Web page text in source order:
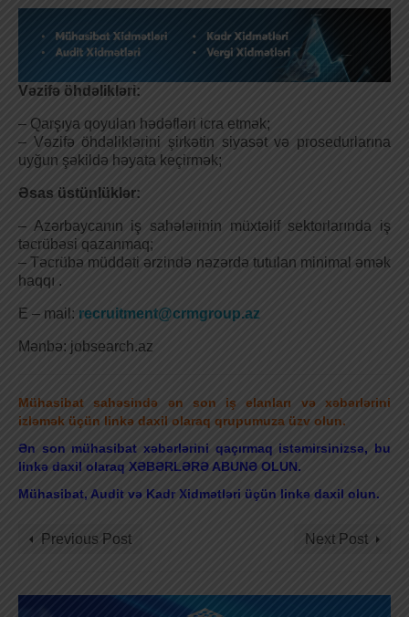
Vəzifə öhdəlikləri:
– Qarşıya qoyulan hədəfləri icra etmək;
– Vəzifə öhdəliklərini şirkətin siyasət və prosedurlarına
uyğun şəkildə həyata keçirmək;
Əsas üstünlüklər:
– Azərbaycanın iş sahələrinin müxtəlif sektorlarında iş
təcrübəsi qazanmaq;
– Təcrübə müddəti ərzində nəzərdə tutulan minimal əmək
haqqı .
E – mail: recruitment@crmgroup.az
Mənbə: jobsearch.az
Mühasibat sahəsində ən son iş elanları və xəbərlərini
izləmək üçün linkə daxil olaraq qrupumuza üzv olun.
Ən son mühasibat xəbərlərini qaçırmaq istəmirsinizsə, bu
linkə daxil olaraq XƏBƏRLƏRƏ ABUNƏ OLUN.
Mühasibat, Audit və Kadr Xidmətləri üçün linkə daxil olun.
Previous Post Next Post